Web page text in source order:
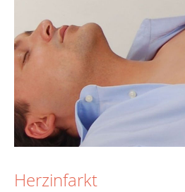
Herzinfarkt